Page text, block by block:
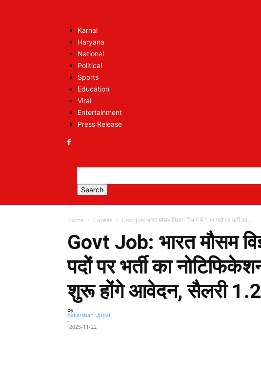
Karnal
Haryana
National
Political
Sports
Education
Viral
Entertainment
Press Release
Home Career Govt Job: भारत मौसम विज्ञान विभाग में 134 पदों पर भर्ती का...
Govt Job: भारत मौसम
पदों पर भर्ती का
शुरू होंगे आवेदन, सैलरी
By
Aakarshan Uppal
-
2025-11-22